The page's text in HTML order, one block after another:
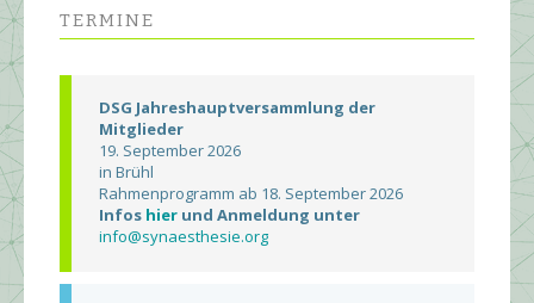
TERMINE
DSG Jahreshauptversammlung der
Mitglieder
19. September 2026
in Brühl
Rahmenprogramm ab 18. September 2026
Infos hier und Anmeldung unter
info@synaesthesie.org